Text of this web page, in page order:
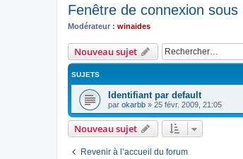
Fenêtre de connexion sous
Modérateur : winaides
Nouveau sujet
SUJETS
Identifiant par default
par okarbb » 25 févr. 2009, 21:05
Nouveau sujet
Revenir à l’accueil du forum